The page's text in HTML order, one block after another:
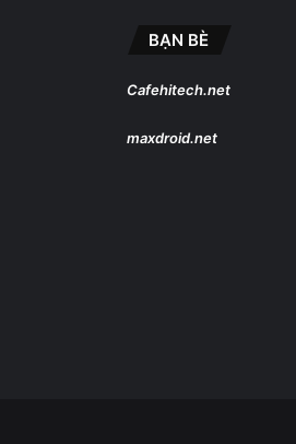
BẠN BÈ
Cafehitech.net
maxdroid.net